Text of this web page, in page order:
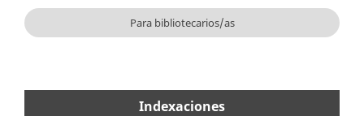
Para bibliotecarios/as
Indexaciones